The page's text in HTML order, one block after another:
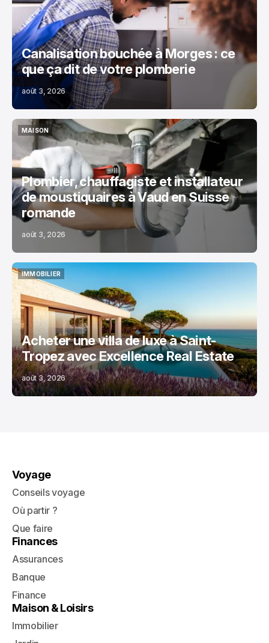
Canalisation bouchée à Morges : ce
que ça dit de votre plomberie
août 3, 2026
MAISON
MAISON
Plombier, chauffagiste et installateur
de moustiquaires à Vaud en Suisse
romande
août 3, 2026
IMMOBILIER
IMMOBILIER
Acheter une villa de luxe à Saint-
Tropez avec Excellence Real Estate
août 3, 2026
Voyage
Conseils voyage
Où partir ?
Que faire
Finances
Assurances
Banque
Finance
Maison & Loisirs
Immobilier